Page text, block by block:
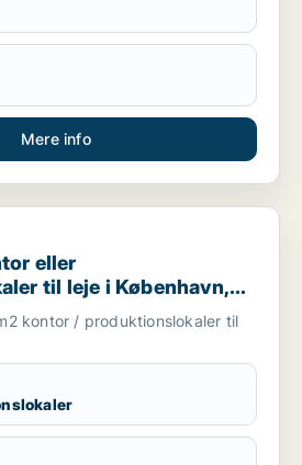
Mere info
produktionslokaler til leje i
eller
til leje i København,
Ørestad m.fl.
kontor / produktionslokaler til